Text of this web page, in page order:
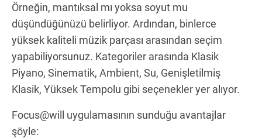
Örneğin, mantıksal mı yoksa soyut mu
düşündüğünüzü belirliyor. Ardından, binlerce
yüksek kaliteli müzik parçası arasından seçim
yapabiliyorsunuz. Kategoriler arasında Klasik
Piyano, Sinematik, Ambient, Su, Genişletilmiş
Klasik, Yüksek Tempolu gibi seçenekler yer alıyor.
Focus@will uygulamasının sunduğu avantajlar
şöyle: